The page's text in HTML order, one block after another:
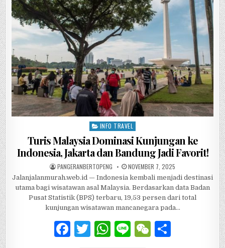
o
o
k
p
p
Posted in
INFO TRAVEL
Turis Malaysia Dominasi Kunjungan ke
Indonesia, Jakarta dan Bandung Jadi Favorit!
AUTHOR:
PANGERANBERTOPENG PUBLISHED DATE:
NOVEMBER 7, 2025
Jalanjalanmurah.web.id — Indonesia kembali menjadi destinasi
utama bagi wisatawan asal Malaysia. Berdasarkan data Badan
Pusat Statistik (BPS) terbaru, 19,53 persen dari total
kunjungan wisatawan mancanegara pada…
F T W Li W